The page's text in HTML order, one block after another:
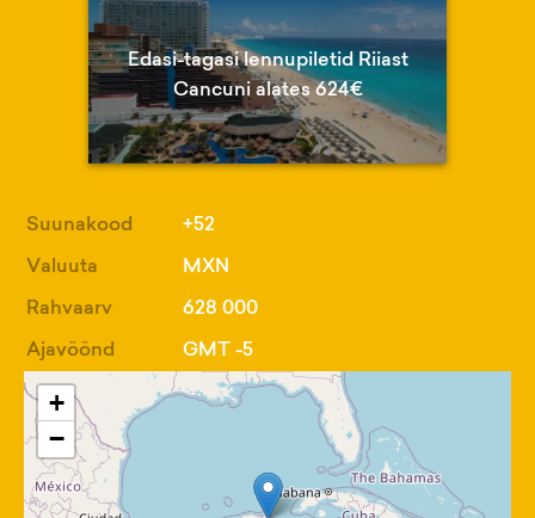
Edasi-tagasi lennupiletid Riiast
Cancuni alates 624€
Suunakood
+52
Valuuta
MXN
Rahvaarv
628 000
Ajavöönd
GMT -5
+
−